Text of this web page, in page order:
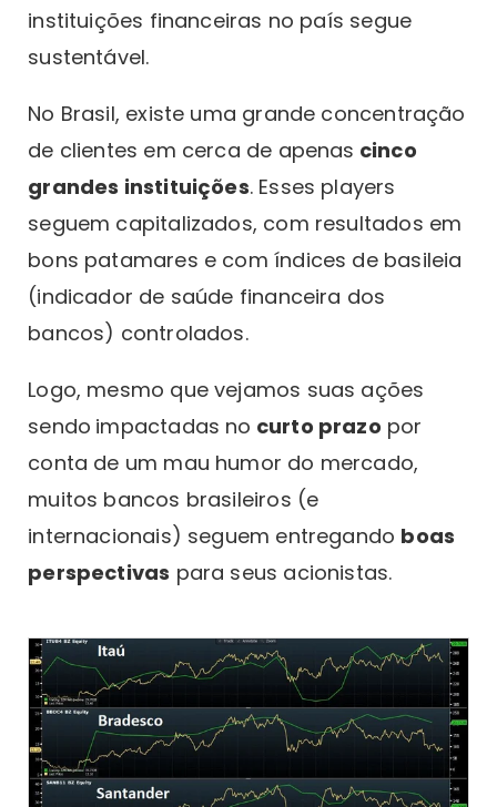
instituições financeiras no país segue
sustentável.
No Brasil, existe uma grande concentração
de clientes em cerca de apenas cinco
grandes instituições. Esses players
seguem capitalizados, com resultados em
bons patamares e com índices de basileia
(indicador de saúde financeira dos
bancos) controlados.
Logo, mesmo que vejamos suas ações
sendo impactadas no curto prazo por
conta de um mau humor do mercado,
muitos bancos brasileiros (e
internacionais) seguem entregando boas
perspectivas para seus acionistas.